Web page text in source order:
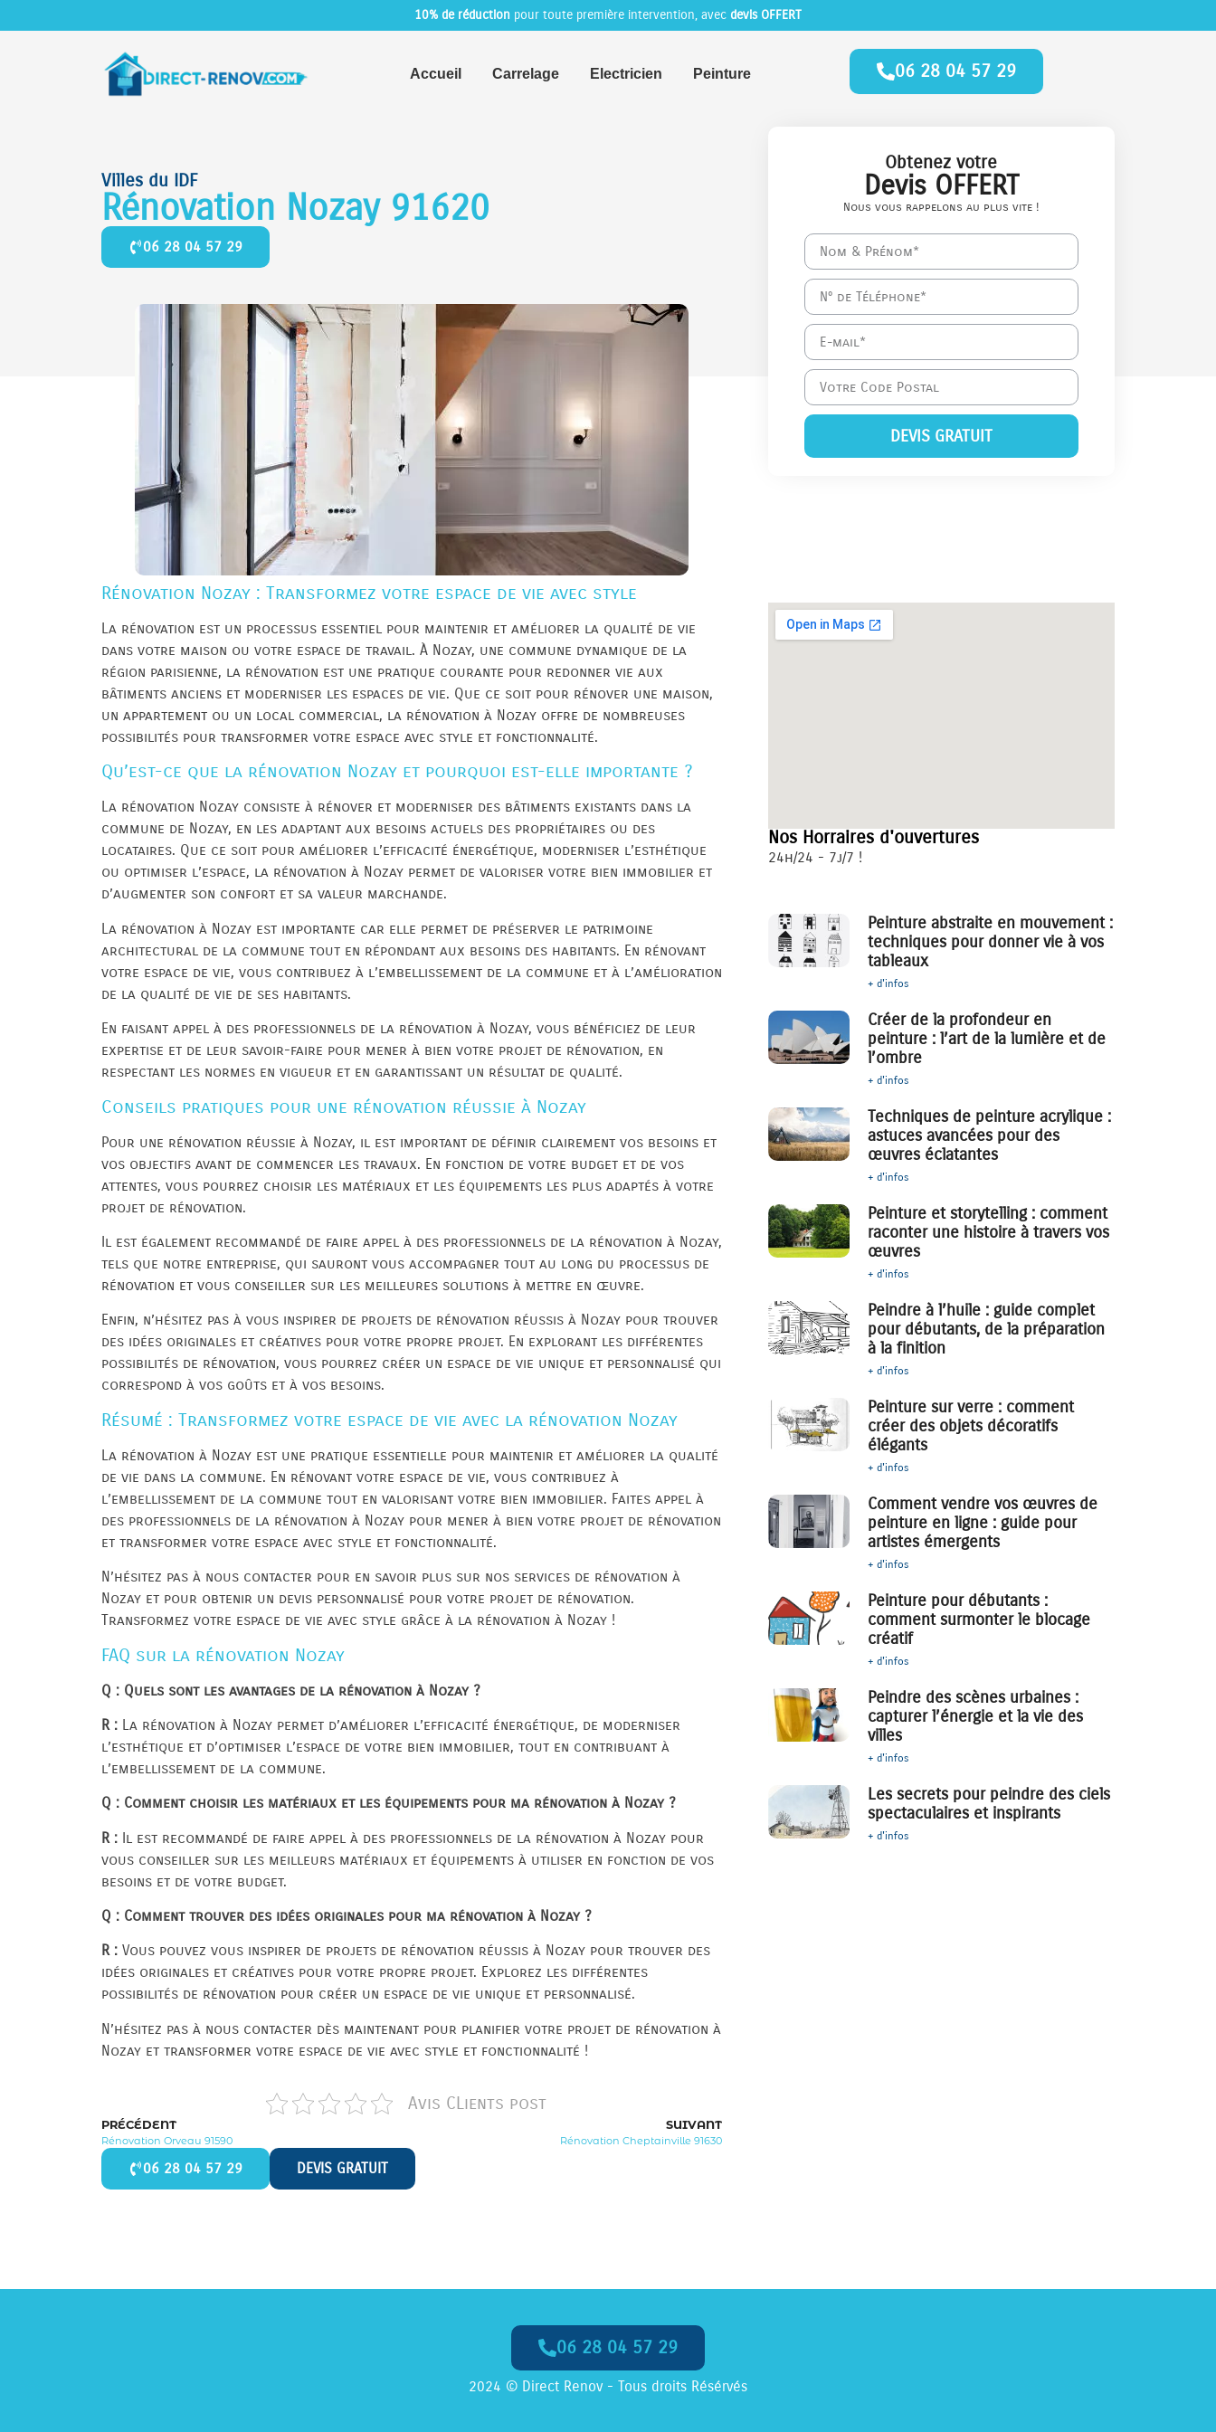
10% de réduction pour toute première intervention, avec devis OFFERT
Accueil Carrelage Electricien Peinture 06 28 04 57 29
Villes du IDF
Rénovation Nozay 91620
06 28 04 57 29
Obtenez votre
Devis OFFERT
Nous vous rappelons au plus vite !
DEVIS GRATUIT
Rénovation Nozay : Transformez votre espace de vie avec style
La rénovation est un processus essentiel pour maintenir et améliorer la qualité de vie
dans votre maison ou votre espace de travail. À Nozay, une commune dynamique de la
région parisienne, la rénovation est une pratique courante pour redonner vie aux
bâtiments anciens et moderniser les espaces de vie. Que ce soit pour rénover une maison,
un appartement ou un local commercial, la rénovation à Nozay offre de nombreuses
possibilités pour transformer votre espace avec style et fonctionnalité.
Qu’est-ce que la rénovation Nozay et pourquoi est-elle importante ?
La rénovation Nozay consiste à rénover et moderniser des bâtiments existants dans la
commune de Nozay, en les adaptant aux besoins actuels des propriétaires ou des
locataires. Que ce soit pour améliorer l’efficacité énergétique, moderniser l’esthétique
ou optimiser l’espace, la rénovation à Nozay permet de valoriser votre bien immobilier et
d’augmenter son confort et sa valeur marchande.
La rénovation à Nozay est importante car elle permet de préserver le patrimoine
architectural de la commune tout en répondant aux besoins des habitants. En rénovant
votre espace de vie, vous contribuez à l’embellissement de la commune et à l’amélioration
de la qualité de vie de ses habitants.
En faisant appel à des professionnels de la rénovation à Nozay, vous bénéficiez de leur
expertise et de leur savoir-faire pour mener à bien votre projet de rénovation, en
respectant les normes en vigueur et en garantissant un résultat de qualité.
Conseils pratiques pour une rénovation réussie à Nozay
Pour une rénovation réussie à Nozay, il est important de définir clairement vos besoins et
vos objectifs avant de commencer les travaux. En fonction de votre budget et de vos
attentes, vous pourrez choisir les matériaux et les équipements les plus adaptés à votre
projet de rénovation.
Il est également recommandé de faire appel à des professionnels de la rénovation à Nozay,
tels que notre entreprise, qui sauront vous accompagner tout au long du processus de
rénovation et vous conseiller sur les meilleures solutions à mettre en œuvre.
Enfin, n’hésitez pas à vous inspirer de projets de rénovation réussis à Nozay pour trouver
des idées originales et créatives pour votre propre projet. En explorant les différentes
possibilités de rénovation, vous pourrez créer un espace de vie unique et personnalisé qui
correspond à vos goûts et à vos besoins.
Résumé : Transformez votre espace de vie avec la rénovation Nozay
La rénovation à Nozay est une pratique essentielle pour maintenir et améliorer la qualité
de vie dans la commune. En rénovant votre espace de vie, vous contribuez à
l’embellissement de la commune tout en valorisant votre bien immobilier. Faites appel à
des professionnels de la rénovation à Nozay pour mener à bien votre projet de rénovation
et transformer votre espace avec style et fonctionnalité.
N’hésitez pas à nous contacter pour en savoir plus sur nos services de rénovation à
Nozay et pour obtenir un devis personnalisé pour votre projet de rénovation.
Transformez votre espace de vie avec style grâce à la rénovation à Nozay !
FAQ sur la rénovation Nozay
Q : Quels sont les avantages de la rénovation à Nozay ?
R : La rénovation à Nozay permet d’améliorer l’efficacité énergétique, de moderniser
l’esthétique et d’optimiser l’espace de votre bien immobilier, tout en contribuant à
l’embellissement de la commune.
Q : Comment choisir les matériaux et les équipements pour ma rénovation à Nozay ?
R : Il est recommandé de faire appel à des professionnels de la rénovation à Nozay pour
vous conseiller sur les meilleurs matériaux et équipements à utiliser en fonction de vos
besoins et de votre budget.
Q : Comment trouver des idées originales pour ma rénovation à Nozay ?
R : Vous pouvez vous inspirer de projets de rénovation réussis à Nozay pour trouver des
idées originales et créatives pour votre propre projet. Explorez les différentes
possibilités de rénovation pour créer un espace de vie unique et personnalisé.
N’hésitez pas à nous contacter dès maintenant pour planifier votre projet de rénovation à
Nozay et transformer votre espace de vie avec style et fonctionnalité !
Avis CLients post
PRÉCÉDENT
Rénovation Orveau 91590
SUIVANT
Rénovation Cheptainville 91630
06 28 04 57 29 DEVIS GRATUIT
Nos Horraires d'ouvertures
24h/24 - 7j/7 !
Peinture abstraite en mouvement :
techniques pour donner vie à vos
tableaux
+ d'infos
Créer de la profondeur en
peinture : l’art de la lumière et de
l’ombre
+ d'infos
Techniques de peinture acrylique :
astuces avancées pour des
œuvres éclatantes
+ d'infos
Peinture et storytelling : comment
raconter une histoire à travers vos
œuvres
+ d'infos
Peindre à l’huile : guide complet
pour débutants, de la préparation
à la finition
+ d'infos
Peinture sur verre : comment
créer des objets décoratifs
élégants
+ d'infos
Comment vendre vos œuvres de
peinture en ligne : guide pour
artistes émergents
+ d'infos
Peinture pour débutants :
comment surmonter le blocage
créatif
+ d'infos
Peindre des scènes urbaines :
capturer l’énergie et la vie des
villes
+ d'infos
Les secrets pour peindre des ciels
spectaculaires et inspirants
+ d'infos
06 28 04 57 29
2024 © Direct Renov - Tous droits Résérvés